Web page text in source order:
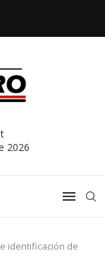
2026
identificación de